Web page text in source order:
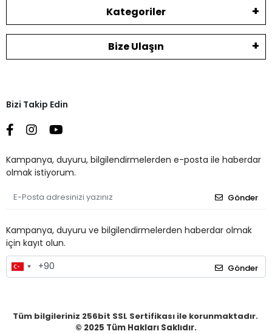
Kategoriler
Bize Ulaşın
Bizi Takip Edin
Kampanya, duyuru, bilgilendirmelerden e-posta ile haberdar
olmak istiyorum.
Gönder
Kampanya, duyuru ve bilgilendirmelerden haberdar olmak
için kayıt olun.
Gönder
Tüm bilgileriniz 256bit SSL Sertifikası ile korunmaktadır.
© 2025 Tüm Hakları Saklıdır.